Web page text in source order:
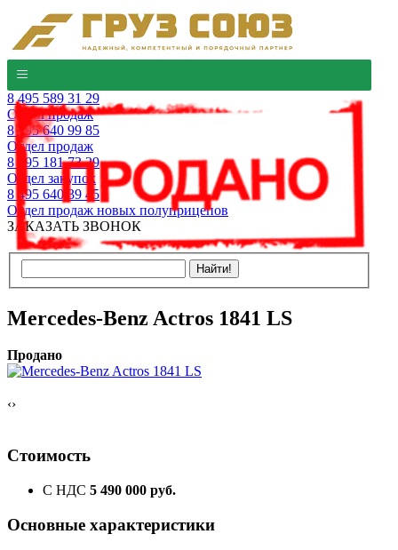
8 495 589 31 29
Отдел продаж
8 495 640 99 85
Отдел продаж
8 495 181 73 29
Отдел закупок
8 495 640 39 45
Отдел продаж новых полуприцепов
ЗАКАЗАТЬ ЗВОНОК
Mercedes-Benz Actros 1841 LS
Продано
‹›
Стоимость
С НДС 5 490 000 руб.
Основные характеристики